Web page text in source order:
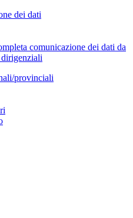
dei dati
comunicazione dei dati da
provinciali